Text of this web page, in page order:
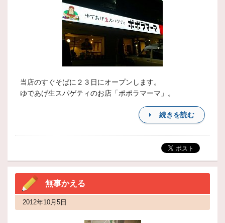
当店のすぐそばに２３日にオープンします。
ゆであげ生スパゲティのお店「ポポラマーマ」。
続きを読む
無事かえる
2012年10月5日